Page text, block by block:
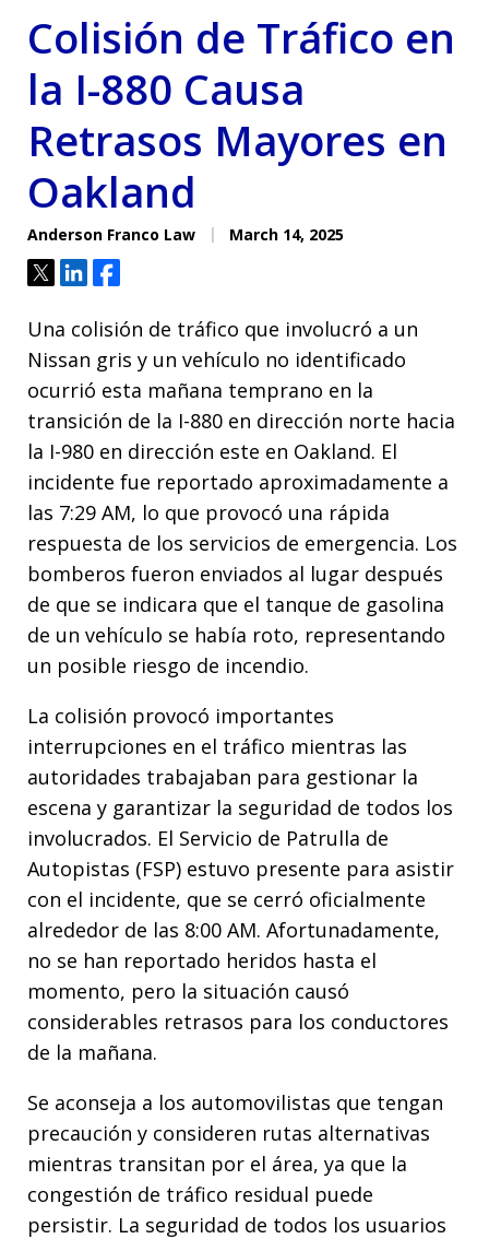
Colisión de Tráfico en
la I-880 Causa
Retrasos Mayores en
Oakland
Anderson Franco Law March 14, 2025
TweetShareShare
Una colisión de tráfico que involucró a un
Nissan gris y un vehículo no identificado
ocurrió esta mañana temprano en la
transición de la I-880 en dirección norte hacia
la I-980 en dirección este en Oakland. El
incidente fue reportado aproximadamente a
las 7:29 AM, lo que provocó una rápida
respuesta de los servicios de emergencia. Los
bomberos fueron enviados al lugar después
de que se indicara que el tanque de gasolina
de un vehículo se había roto, representando
un posible riesgo de incendio.
La colisión provocó importantes
interrupciones en el tráfico mientras las
autoridades trabajaban para gestionar la
escena y garantizar la seguridad de todos los
involucrados. El Servicio de Patrulla de
Autopistas (FSP) estuvo presente para asistir
con el incidente, que se cerró oficialmente
alrededor de las 8:00 AM. Afortunadamente,
no se han reportado heridos hasta el
momento, pero la situación causó
considerables retrasos para los conductores
de la mañana.
Se aconseja a los automovilistas que tengan
precaución y consideren rutas alternativas
mientras transitan por el área, ya que la
congestión de tráfico residual puede
persistir. La seguridad de todos los usuarios